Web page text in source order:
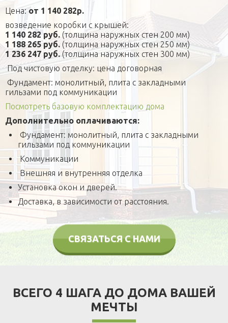
Цена: от 1 140 282р.
возведение коробки с крышей:
1 140 282 руб. (толщина наружных стен 200 мм)
1 188 265 руб. (толщина наружных стен 250 мм)
1 236 247 руб.(толщина наружных стен 300 мм)
Под чистовую отделку: цена договорная
Фундамент: монолитный, плита с закладными
гильзами под коммуникации
Посмотреть базовую комплектацию дома
Дополнительно оплачиваются:
Фундамент: монолитный, плита с закладными
гильзами под коммуникации
Коммуникации
Внешняя и внутренняя отделка
Установка окон и дверей.
Доставка, в зависимости от расстояния.
СВЯЗАТЬСЯ С НАМИ
ВСЕГО 4 ШАГА ДО ДОМА ВАШЕЙ
МЕЧТЫ